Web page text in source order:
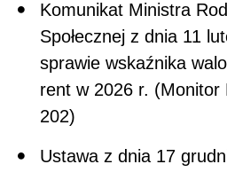
Komunikat Ministra
Społecznej z dnia 11
sprawie wskaźnika
rent w 2026 r. (Monitor
202)
Ustawa z dnia 17